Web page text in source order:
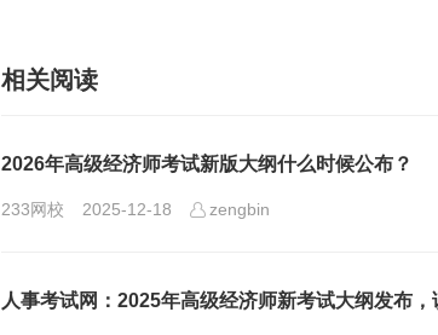
相关阅读
2026年高级经济师考试新版大纲什么时候公布？
233网校 2025-12-18 zengbin
人事考试网：2025年高级经济师新考试大纲发布，